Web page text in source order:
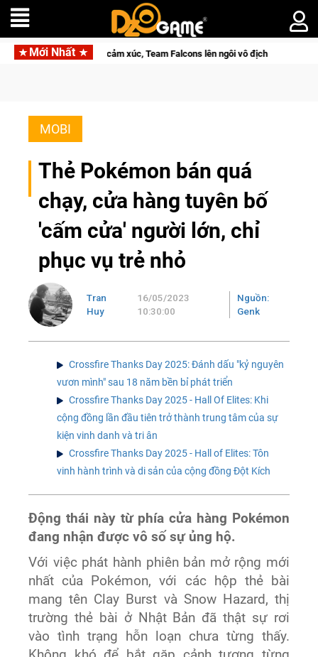
Mới Nhất
trình đầy cảm xúc, Team Falcons lên ngôi vô địch
MOBI
Thẻ Pokémon bán quá
chạy, cửa hàng tuyên bố
'cấm cửa' người lớn, chỉ
phục vụ trẻ nhỏ
Tran
Huy
16/05/2023
10:30:00
Nguồn:
Genk
Crossfire Thanks Day 2025: Đánh dấu "kỷ nguyên
vươn mình" sau 18 năm bền bỉ phát triển
Crossfire Thanks Day 2025 - Hall Of Elites: Khi
cộng đồng lần đầu tiên trở thành trung tâm của sự
kiện vinh danh và tri ân
Crossfire Thanks Day 2025 - Hall of Elites: Tôn
vinh hành trình và di sản của cộng đồng Đột Kích
Động thái này từ phía cửa hàng Pokémon
đang nhận được vô số sự ủng hộ.
Với việc phát hành phiên bản mở rộng mới
nhất của Pokémon, với các hộp thẻ bài
mang tên Clay Burst và Snow Hazard, thị
trường thẻ bài ở Nhật Bản đã thật sự rơi
vào tình trạng hỗn loạn chưa từng thấy.